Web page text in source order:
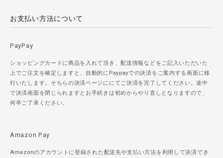
お支払い方法について
PayPay
ショッピングカードに商品を入れて頂き、配送情報などをご記入いただいた
上でご注文を確定しますと、自動的にPaypayでの決済をご案内する画面に移
行いたします。そちらの決済ページににてご決済を完了してください。途中
で決済画面を閉じられますとお手続きは初めからやり直しとなりますので、
何卒ご了承ください。
Amazon Pay
Amazonのアカウントに登録された配送先や支払い方法を利用して決済でき